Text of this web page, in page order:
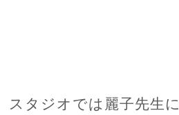
スタジオでは麗子先生に